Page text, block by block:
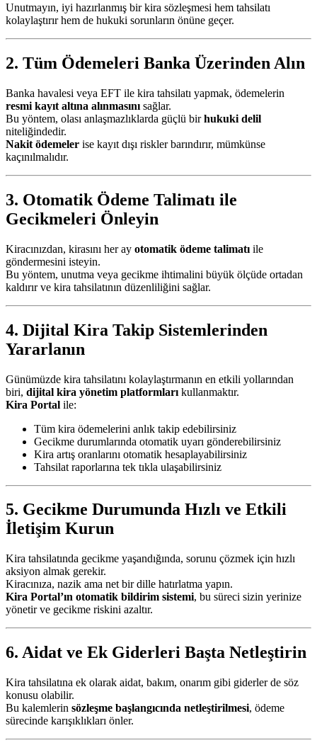
Unutmayın, iyi hazırlanmış bir kira sözleşmesi hem tahsilatı
kolaylaştırır hem de hukuki sorunların önüne geçer.
2. Tüm Ödemeleri Banka Üzerinden Alın
Banka havalesi veya EFT ile kira tahsilatı yapmak, ödemelerin
resmi kayıt altına alınmasını sağlar.
Bu yöntem, olası anlaşmazlıklarda güçlü birhukuki delil
niteliğindedir.
Nakit ödemeler ise kayıt dışı riskler barındırır, mümkünse
kaçınılmalıdır.
3. Otomatik Ödeme Talimatı ile
Gecikmeleri Önleyin
Kiracınızdan, kirasını her ay otomatik ödeme talimatı ile
göndermesini isteyin.
Bu yöntem, unutma veya gecikme ihtimalini büyük ölçüde ortadan
kaldırır ve kira tahsilatının düzenliliğini sağlar.
4. Dijital Kira Takip Sistemlerinden
Yararlanın
Günümüzde kira tahsilatını kolaylaştırmanın en etkili yollarından
biri, dijital kira yönetim platformları kullanmaktır.
Kira Portal ile:
Tüm kira ödemelerini anlık takip edebilirsiniz
Gecikme durumlarında otomatik uyarı gönderebilirsiniz
Kira artış oranlarını otomatik hesaplayabilirsiniz
Tahsilat raporlarına tek tıkla ulaşabilirsiniz
5. Gecikme Durumunda Hızlı ve Etkili
İletişim Kurun
Kira tahsilatında gecikme yaşandığında, sorunu çözmek için hızlı
aksiyon almak gerekir.
Kiracınıza, nazik ama net bir dille hatırlatma yapın.
Kira Portal’ın otomatik bildirim sistemi, bu süreci sizin yerinize
yönetir ve gecikme riskini azaltır.
6. Aidat ve Ek Giderleri Başta Netleştirin
Kira tahsilatına ek olarak aidat, bakım, onarım gibi giderler de söz
konusu olabilir.
Bu kalemlerin sözleşme başlangıcında netleştirilmesi, ödeme
sürecinde karışıklıkları önler.